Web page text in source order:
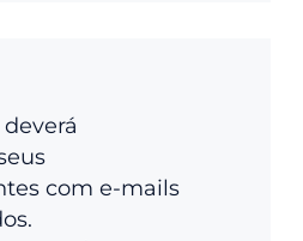
com e-mails